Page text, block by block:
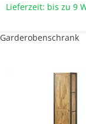
Lieferzeit: bis zu 9
Garderobenschrank